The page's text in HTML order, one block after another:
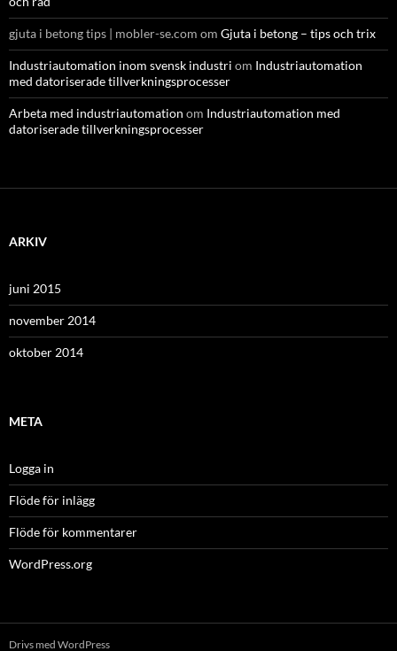
gjuta i betong tips | mobler-se.com om Gjuta i betong – tips och trix
Industriautomation inom svensk industri om Industriautomation
med datoriserade tillverkningsprocesser
Arbeta med industriautomation om Industriautomation med
datoriserade tillverkningsprocesser
ARKIV
juni 2015
november 2014
oktober 2014
META
Logga in
Flöde för inlägg
Flöde för kommentarer
WordPress.org
Drivs med WordPress